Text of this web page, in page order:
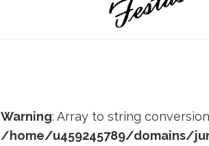
Warning: Array to string
/home/u459245789/domains/